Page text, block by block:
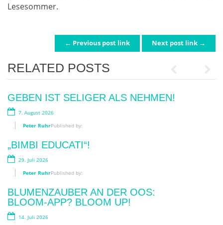
Lesesommer.
POST NAVIGATION
← Previous post link Next post link →
RELATED POSTS
GEBEN IST SELIGER ALS NEHMEN!
7. August 2026
Published by:
Peter Ruhr
„BIMBI EDUCATI“!
29. Juli 2026
Published by:
Peter Ruhr
BLUMENZAUBER AN DER OOS:
BLOOM-APP? BLOOM UP!
14. Juli 2026
SKANDAL!
2. Juni 2026
Published by:
Peter Ruhr
„MENSCH. TIER. WIR“
10. Mai 2026
Published by:
Peter Ruhr
FRAUEN AN DIE WAFFE
28. April 2026
Peter Ruhr